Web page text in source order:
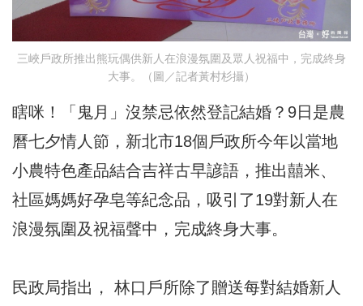
三峽戶政所推出熊玩偶供新人在浪漫氛圍及眾人祝福中，完成終身
大事。（圖／記者黃村杉攝）
瞎咪！「鬼月」沒禁忌依然登記結婚？9日是農
曆七夕情人節，新北市18個戶政所今年以當地
小農特色產品結合吉祥古早諺語，推出囍米、
社區媽媽好孕皂等紀念品，吸引了19對新人在
浪漫氛圍及祝福聲中，完成終身大事。
民政局指出， 林口戶所除了贈送每對結婚新人